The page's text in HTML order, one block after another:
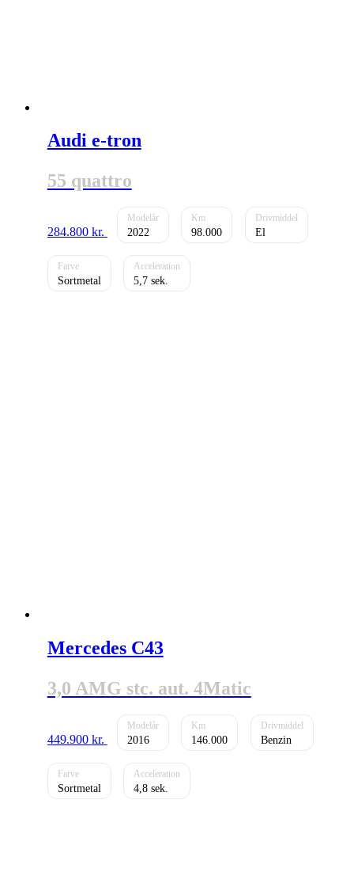
Audi e-tron
55 quattro
284.800 kr. 2022 98.000 El
Sortmetal 5,7
Mercedes C43
3,0 AMG stc. aut. 4Matic
449.900 kr. 2016 146.000 Benzin
Sortmetal 4,8